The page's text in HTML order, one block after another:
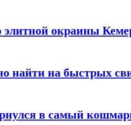
окраины
найти на быстрых
в самый